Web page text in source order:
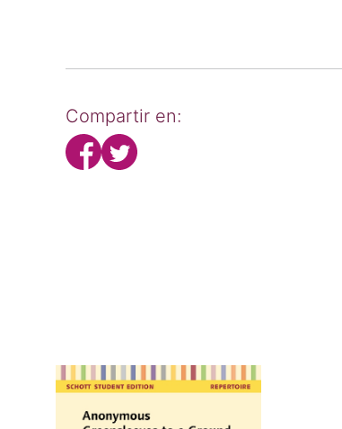
Compartir en: